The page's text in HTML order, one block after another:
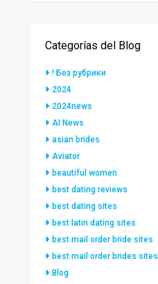
Categorías del Blog
! Без рубрики
2024
2024news
AI News
asian brides
Aviator
beautiful women
best dating reviews
best dating sites
best latin dating sites
best mail order bride sites
best mail order brides sites
Blog